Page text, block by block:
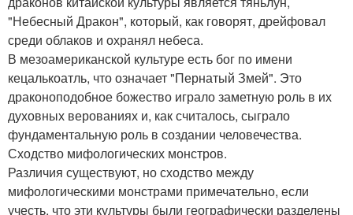
"Небесный Дракон", который, как говорят, дрейфовал
среди облаков и охранял небеса.
В мезоамериканской культуре есть бог по имени
кецалькоатль, что означает "Пернатый Змей". Это
драконоподобное божество играло заметную роль в их
духовных верованиях и, как считалось, сыграло
фундаментальную роль в создании человечества.
Сходство мифологических монстров.
Различия существуют, но сходство между
мифологическими монстрами примечательно, если
учесть, что эти культуры были географически разделены